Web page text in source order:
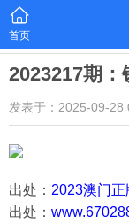
首页
2023217期：
发表于：2025-09-28
出处： 2023澳门正
出处：